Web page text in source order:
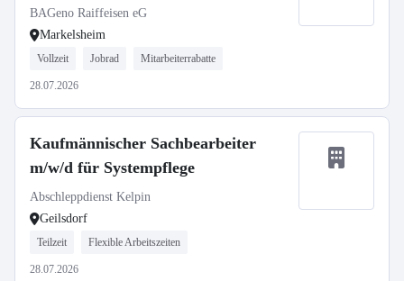
BAGeno Raiffeisen eG
Markelsheim
Vollzeit Jobrad Mitarbeiterrabatte
28.07.2026
Kaufmännischer Sachbearbeiter
m/w/d für Systempflege
Abschleppdienst Kelpin
Geilsdorf
Teilzeit Flexible Arbeitszeiten
28.07.2026